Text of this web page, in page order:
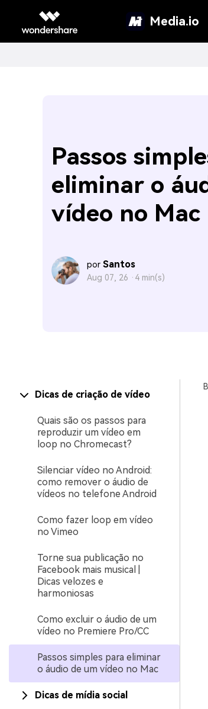
Media.io
Passos
eliminar o
vídeo no Mac
por Santos
Aug 07, 26 · 4 min(s)
Dicas de criação de vídeo
Quais são os passos para
reproduzir um vídeo em
loop no Chromecast?
Silenciar vídeo no Android:
como remover o áudio de
vídeos no telefone Android
Como fazer loop em vídeo
no Vimeo
Torne sua publicação no
Facebook mais musical |
Dicas velozes e
harmoniosas
Como excluir o áudio de um
vídeo no Premiere Pro/CC
Passos simples para eliminar
o áudio de um vídeo no Mac
Dicas de mídia social